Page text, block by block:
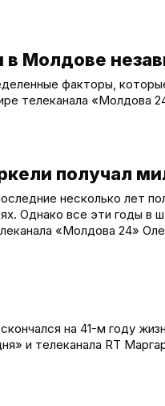
в Молдове
факторы,
телеканала «Молдова
получал
несколько лет
Однако все эти годы в
«Молдова 24»
на 41-м году
и телеканала RT